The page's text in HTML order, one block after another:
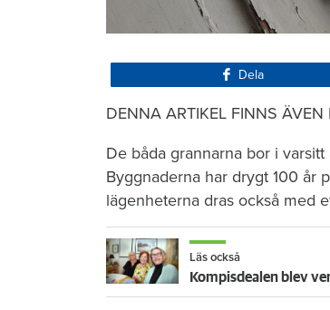
Dela
DENNA ARTIKEL FINNS ÄVEN
De båda grannarna bor i
Byggnaderna har drygt 100 år
lägenheterna dras också med
Läs också
Kompisdealen blev